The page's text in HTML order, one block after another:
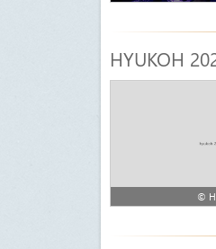
HYUKOH‌
©